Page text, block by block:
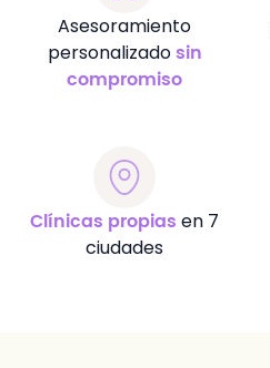
Asesoramiento
personalizado sin
compromiso
Clínicas propias en 7
ciudades